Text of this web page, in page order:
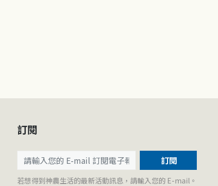
訂閱
訂閱
若想得到神農生活的最新活動訊息，請輸入您的 E-mail。